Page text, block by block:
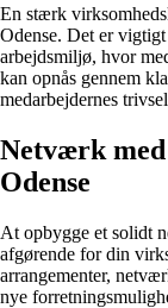
En stærk
Odense. Det er
arbejdsmiljø, hvor
kan opnås gennem
medarbejdernes
Netværk
Odense
At opbygge et solidt
afgørende for din
arrangementer,
nye